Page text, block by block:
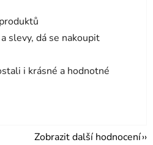
slevy, dá se nakoupit
i krásné a hodnotné
Zobrazit další hodnocení